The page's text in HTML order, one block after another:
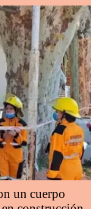
un cuerpo